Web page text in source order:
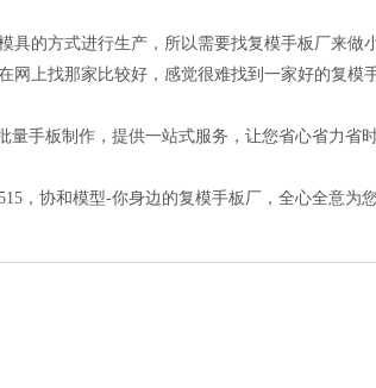
的方式进行生产，所以需要找复模手板厂来做小
上找那家比较好，感觉很难找到一家好的复模
手板制作，提供一站式服务，让您省心省力省
，协和模型-你身边的复模手板厂，全心全意为您